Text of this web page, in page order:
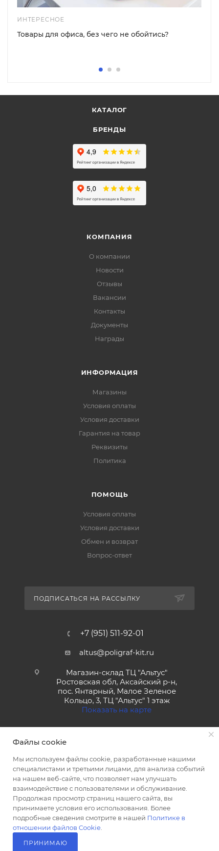
ИНТЕРЕСНОЕ
Товары для офиса, без чего не обойтись?
КАТАЛОГ
БРЕНДЫ
КОМПАНИЯ
О компании
Новости
Отзывы
Вакансии
Контакты
Документы
Награды
ИНФОРМАЦИЯ
Магазины
Условия оплаты
Условия доставки
Гарантия на товар
Реквизиты
Политика
ПОМОЩЬ
Условия оплаты
Условия доставки
Обмен и возврат
Вопрос-ответ
ПОДПИСАТЬСЯ НА РАССЫЛКУ
+7 (951) 511-92-01
altus@poligraf-kit.ru
Магазин-склад ТЦ "Альтус"
Ростовская обл, Аксайский р-н,
пос. Янтарный, Малое Зеленое
Кольцо, 3, ТЦ "Альтус" 1 этаж
Показать на карте
2026 © Полиграф кит - интернет-магазин
Файлы cookie
Мы используем файлы cookie, разработанные нашими
специалистами и третьими лицами, для анализа событий
на нашем веб-сайте, что позволяет нам улучшать
взаимодействие с пользователями и обслуживание.
Продолжая просмотр страниц нашего сайта, вы
принимаете условия его использования. Более
подробные сведения смотрите в нашей Политике в
отношении файлов Cookie
ПРИНИМАЮ